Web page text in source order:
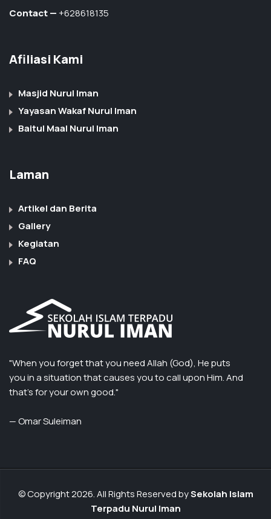
Contact —+628618135
Afiliasi Kami
Masjid Nurul Iman
Yayasan Wakaf Nurul Iman
Baitul Maal Nurul Iman
Laman
Artikel dan Berita
Gallery
Kegiatan
FAQ
"When you forget that you need Allah (God), He puts
you in a situation that causes you to call upon Him. And
that’s for your own good."
— Omar Suleiman
© Copyright 2026. All Rights Reserved bySekolah Islam
Terpadu Nurul Iman